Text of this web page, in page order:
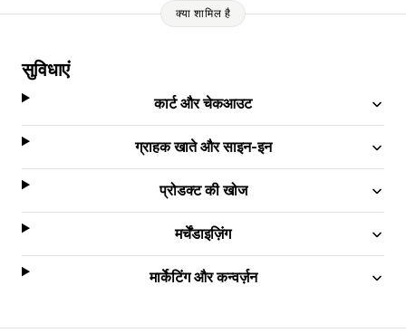
क्या शामिल है
सुविधाएं
कार्ट और चेकआउट
ग्राहक खाते और साइन-इन
प्रोडक्ट की खोज
मर्चेंडाइज़िंग
मार्केटिंग और कन्वर्ज़न